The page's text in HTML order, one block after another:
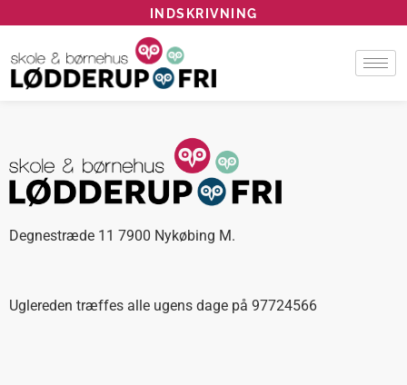
INDSKRIVNING
Degnestræde 11 7900 Nykøbing M.
Uglereden træffes alle ugens dage på 97724566